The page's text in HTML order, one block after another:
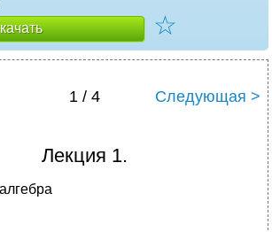
☆
1 / 4 Следующая >
Лекция 1.